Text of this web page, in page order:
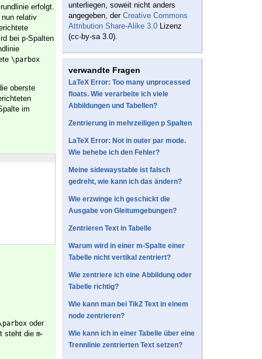
erfolgt.
relativ
bei p-Spalten
\parbox
oberste
im
oder
steht die m-
unterliegen, soweit nicht anders
angegeben, der Creative Commons
Attribution Share-Alike 3.0 Lizenz
(cc-by-sa 3.0).
verwandte Fragen
LaTeX Error: Too many unprocessed
floats. Wie verarbeite ich viele
Abbildungen und Tabellen?
Zentrierung in mehrzeiligen p Spalten
LaTeX Error: Not in outer par mode.
Wie behebe ich den Fehler?
Meine sidewaystable ist falsch
gedreht, wie kann ich das ändern?
Wie erzwinge ich geschickt die
Ausgabe von Gleitumgebungen?
Zentrieren Text in Tabelle
Warum wird in einer m-Spalte einer
Tabelle nicht vertikal zentriert?
Wie zentriere ich eine Abbildung oder
Tabelle richtig?
Wie kann man bei TikZ Text in einem
node zentrieren?
Wie kann ich in einer Tabelle über eine
Trennlinie zentrierten Text setzen?